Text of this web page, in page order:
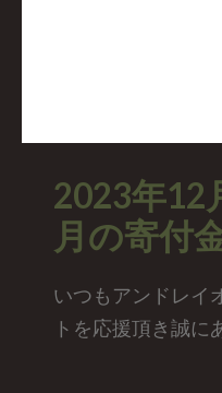
2023年12
月の寄付
いつもアンドレイ
トを応援頂き誠に